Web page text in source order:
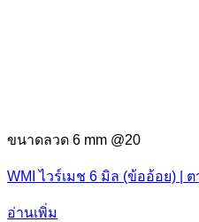
ขนาดลวด 6 mm @20
WMI ไวร์เมช 6 มิล (ข้ออ้อย) |
อ่านเพิ่ม